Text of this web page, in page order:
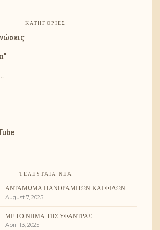
ΚΑΤΗΓΟΡΊΕΣ
ΤΕΛΕΥΤΑΊΑ ΝΈΑ
ΑΝΤΆΜΩΜΑ ΠΑΝΟΡΑΜΙΤΏΝ ΚΑΙ ΦΊΛΩΝ
August 7, 2025
ΜΕ ΤΟ ΝΉΜΑ ΤΗΣ ΥΦΆΝΤΡΑΣ…
April 13, 2025